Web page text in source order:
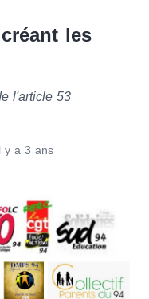
les
l'article 53
y a 3 ans